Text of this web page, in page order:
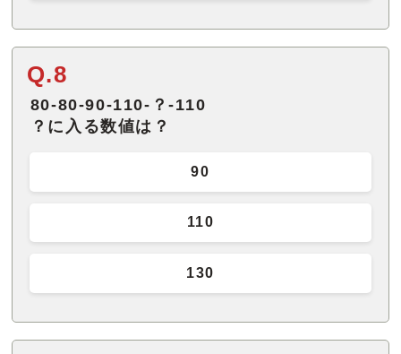
Q.8
80-80-90-110-？-110
？に入る数値は？
90
110
130